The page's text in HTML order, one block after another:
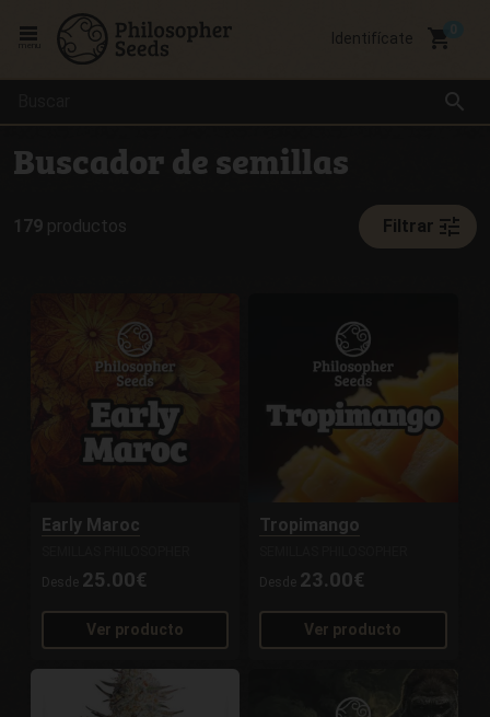
search
Identifícate local_grocery_store
Buscador de semillas
179 productos Filtrar tune
Early Maroc
Desde 25.00€
Ver producto
Tropimango
Desde 23.00€
Ver producto